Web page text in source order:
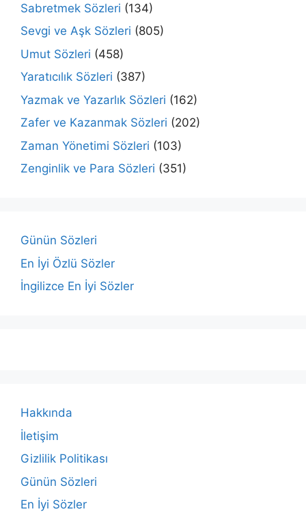
Sabretmek Sözleri (134)
Sevgi ve Aşk Sözleri (805)
Umut Sözleri (458)
Yaratıcılık Sözleri (387)
Yazmak ve Yazarlık Sözleri (162)
Zafer ve Kazanmak Sözleri (202)
Zaman Yönetimi Sözleri (103)
Zenginlik ve Para Sözleri (351)
Günün Sözleri
En İyi Özlü Sözler
İngilizce En İyi Sözler
Hakkında
İletişim
Gizlilik Politikası
Günün Sözleri
En İyi Sözler